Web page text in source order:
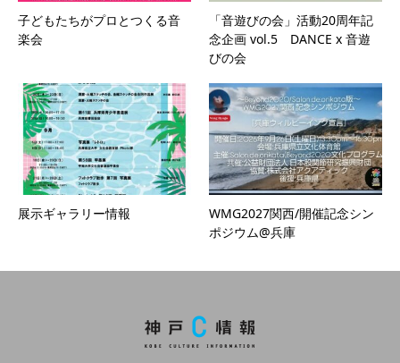
子どもたちがプロとつくる音
楽会
「音遊びの会」活動20周年記
念企画 vol.5 DANCE x 音遊
びの会
展示ギャラリー情報
WMG2027関西/開催記念シン
ポジウム@兵庫